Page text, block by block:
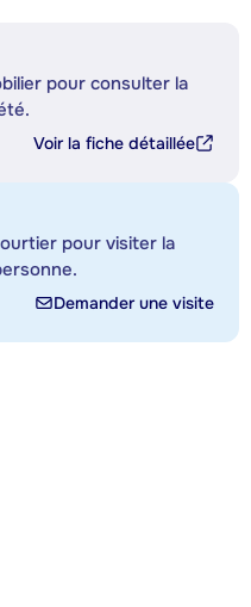
pour consulter la
Voir la fiche détaillée
pour visiter la
Demander une visite